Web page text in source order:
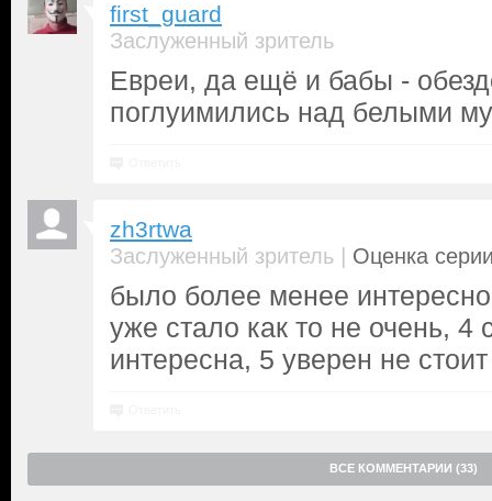
first_guard
Заслуженный зритель
Евреи, да ещё и бабы -
поглуимились над белыми
zh3rtwa
Заслуженный зритель | Оценка
было более менее
уже стало как то не очень,
интересна, 5 уверен не
ВСЕ КОММЕНТАРИИ (33)